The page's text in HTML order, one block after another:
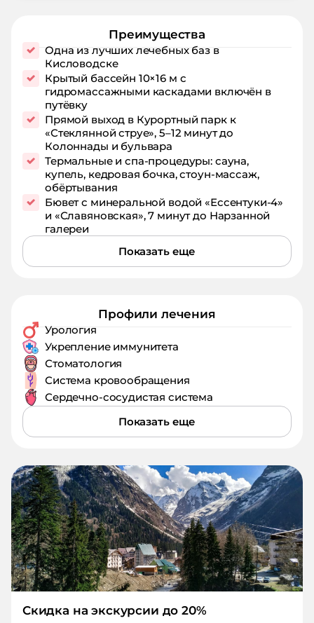
Преимущества
Одна из лучших лечебных баз в
Кисловодске
Крытый бассейн 10×16 м с
гидромассажными каскадами включён в
путёвку
Прямой выход в Курортный парк к
«Стеклянной струе», 5–12 минут до
Колоннады и бульвара
Термальные и спа‑процедуры: сауна,
купель, кедровая бочка, стоун‑массаж,
обёртывания
Бювет с минеральной водой «Ессентуки‑4»
и «Славяновская», 7 минут до Нарзанной
галереи
Показать еще
Профили лечения
Урология
Укрепление иммунитета
Стоматология
Система кровообращения
Сердечно-сосудистая система
Показать еще
Скидка на экскурсии до 20%